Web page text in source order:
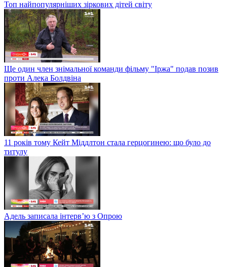
Топ найпопулярніших зіркових дітей світу
Ще один член знімальної команди фільму "Іржа" подав позив
проти Алека Болдвіна
11 років тому Кейт Міддлтон стала герцогинею: що було до
титулу
Адель записала інтерв’ю з Опрою